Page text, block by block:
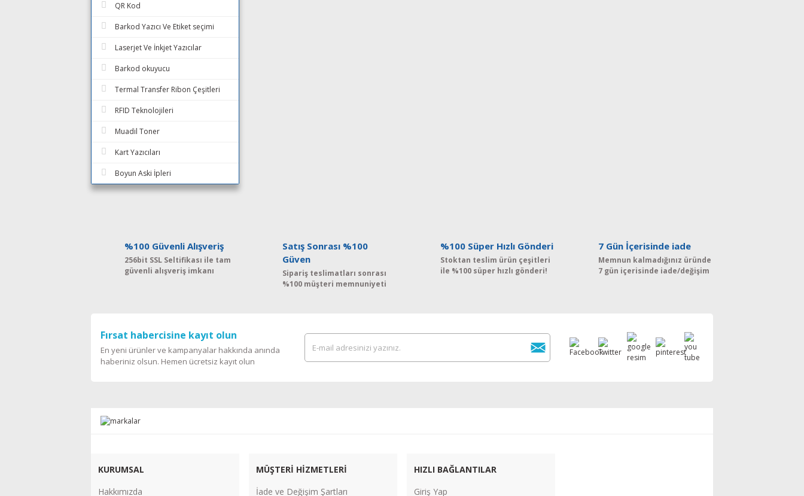
QR Kod
Barkod Yazıcı Ve Etiket seçimi
Laserjet Ve İnkjet Yazıcılar
Barkod okuyucu
Termal Transfer Ribon Çeşitleri
RFID Teknolojileri
Muadil Toner
Kart Yazıcıları
Boyun Aski İpleri
%100 Güvenli Alışveriş
256bit SSL Seltifikası ile tam
güvenli alışveriş imkanı
Satış Sonrası %100
Güven
Sipariş teslimatları sonrası
%100 müşteri memnuniyeti
%100 Süper Hızlı Gönderi
Stoktan teslim ürün çeşitleri
ile %100 süper hızlı gönderi!
7 Gün İçerisinde iade
Memnun kalmadığınız üründe
7 gün içerisinde iade/değişim
Fırsat habercisine kayıt olun
En yeni ürünler ve kampanyalar hakkında anında
haberiniz olsun. Hemen ücretsiz kayıt olun
KURUMSAL
Hakkımızda
MÜŞTERİ HİZMETLERİ
İade ve Değişim Şartları
HIZLI BAĞLANTILAR
Giriş Yap